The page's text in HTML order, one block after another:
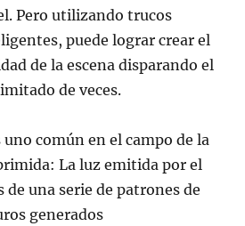
Pero utilizando trucos
puede lograr crear el
de la escena disparando el
de veces.
común en el campo de la
La luz emitida por el
de una serie de patrones de
generados